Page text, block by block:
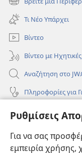
Ρυθμίσεις
Για να σας
εμπειρία χρήσης,
παράθυρο)
(ανοίγει
νέο
παράθυρο)
Τι Νέο Υπάρχει
Βίντεο
Βίντεο με
Αναζήτηση στο
Πληροφορίες για
Πληροφορίες για